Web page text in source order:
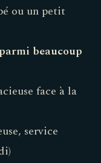
ou un petit
beaucoup
face à la
service